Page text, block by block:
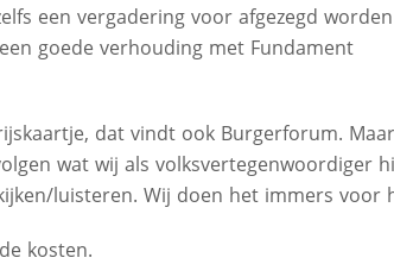
een vergadering voor afgezegd
goede verhouding met Fundament
dat vindt ook Burgerforum.
wat wij als volksvertegenwoordiger
luisteren. Wij doen het immers voor
kosten.